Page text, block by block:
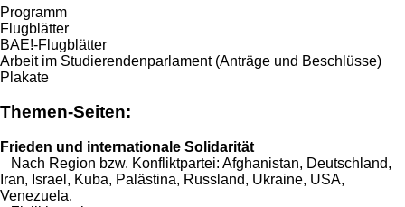
Programm
Flugblätter
BAE!-Flugblätter
Arbeit im Studierendenparlament (Anträge und Beschlüsse)
Plakate
Themen-Seiten:
Frieden und internationale Solidarität
Nach Region bzw. Konfliktpartei: Afghanistan, Deutschland,
Iran, Israel , Kuba, Palästina, Russland, Ukraine, USA,
Venezuela.